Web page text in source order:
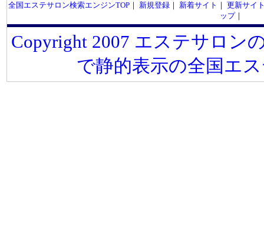
全国エステサロン検索エンジンTOP｜ 新規登録｜ 新着サイト ｜ 更新サイ
ップ｜
Copyright 2007 エステサロン
で静的表示の全国エ